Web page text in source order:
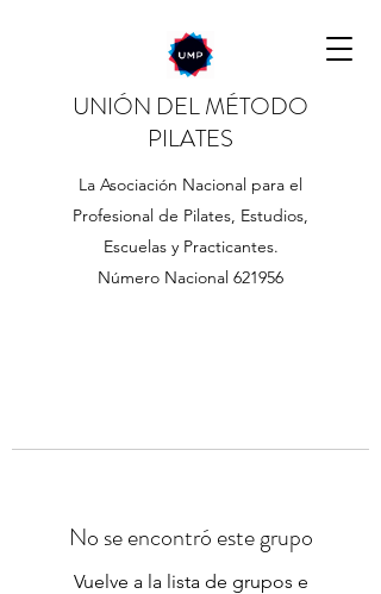
UNIÓN DEL MÉTODO
PILATES
La Asociación Nacional para el
Profesional de Pilates, Estudios,
Escuelas y Practicantes.
Número Nacional 621956
No se encontró este grupo
Vuelve a la lista de grupos e